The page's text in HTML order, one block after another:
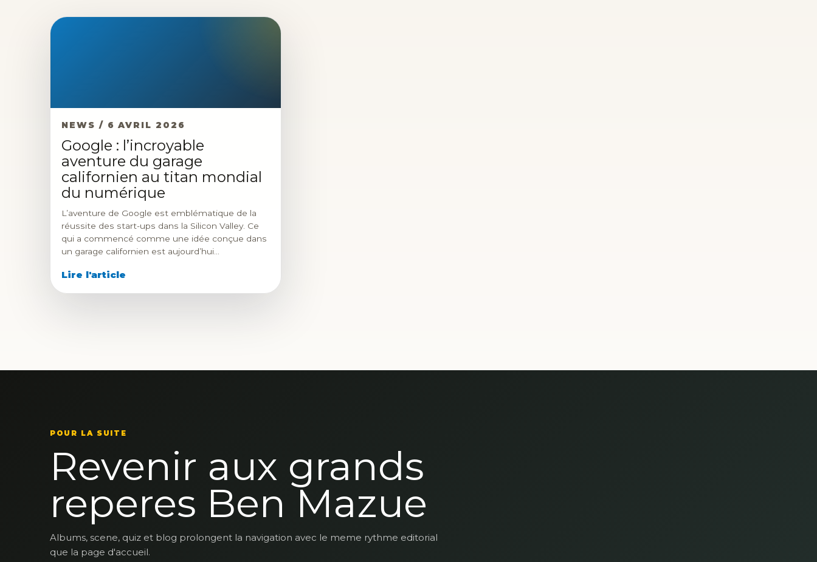
NEWS / 6 AVRIL 2026
Google : l’incroyable
aventure du garage
californien au titan mondial
du numérique
L’aventure de Google est emblématique de la
réussite des start-ups dans la Silicon Valley. Ce
qui a commencé comme une idée conçue dans
un garage californien est aujourd’hui…
Lire l'article
POUR LA SUITE
Revenir aux grands
reperes Ben Mazue
Albums, scene, quiz et blog prolongent la navigation avec le meme rythme editorial
que la page d'accueil.